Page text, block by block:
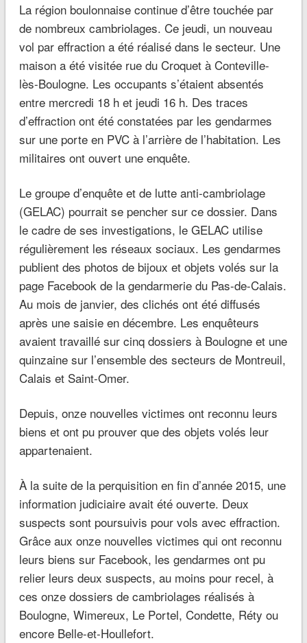
La région boulonnaise continue d’être touchée par
de nombreux cambriolages. Ce jeudi, un nouveau
vol par effraction a été réalisé dans le secteur. Une
maison a été visitée rue du Croquet à Conteville-
lès-Boulogne. Les occupants s’étaient absentés
entre mercredi 18 h et jeudi 16 h. Des traces
d’effraction ont été constatées par les gendarmes
sur une porte en PVC à l’arrière de l’habitation. Les
militaires ont ouvert une enquête.
Le groupe d’enquête et de lutte anti-cambriolage
(GELAC) pourrait se pencher sur ce dossier. Dans
le cadre de ses investigations, le GELAC utilise
régulièrement les réseaux sociaux. Les gendarmes
publient des photos de bijoux et objets volés sur la
page Facebook de la gendarmerie du Pas-de-Calais.
Au mois de janvier, des clichés ont été diffusés
après une saisie en décembre. Les enquêteurs
avaient travaillé sur cinq dossiers à Boulogne et une
quinzaine sur l’ensemble des secteurs de Montreuil,
Calais et Saint-Omer.
Depuis, onze nouvelles victimes ont reconnu leurs
biens et ont pu prouver que des objets volés leur
appartenaient.
À la suite de la perquisition en fin d’année 2015, une
information judiciaire avait été ouverte. Deux
suspects sont poursuivis pour vols avec effraction.
Grâce aux onze nouvelles victimes qui ont reconnu
leurs biens sur Facebook, les gendarmes ont pu
relier leurs deux suspects, au moins pour recel, à
ces onze dossiers de cambriolages réalisés à
Boulogne, Wimereux, Le Portel, Condette, Réty ou
encore Belle-et-Houllefort.